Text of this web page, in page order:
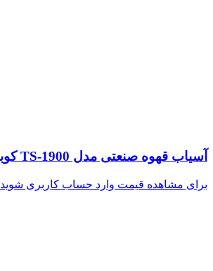
آسیاب قهوه صنعتی مدل TS-1900 کوبان
برای مشاهده قیمت وارد حساب کاربری شوید